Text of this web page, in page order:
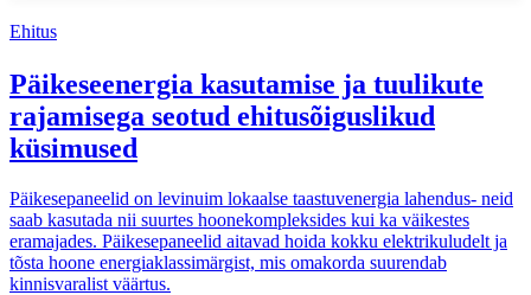
Ehitus
Päikeseenergia kasutamise ja tuulikute
rajamisega seotud ehitusõiguslikud
küsimused
Päikesepaneelid on levinuim lokaalse taastuvenergia lahendus- neid
saab kasutada nii suurtes hoonekompleksides kui ka väikestes
eramajades. Päikesepaneelid aitavad hoida kokku elektrikuludelt ja
tõsta hoone energiaklassimärgist, mis omakorda suurendab
kinnisvaralist väärtus.